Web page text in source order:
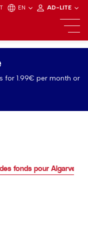
EN AD-LITE
for 1.99€ per month or
fonds pour Algarve